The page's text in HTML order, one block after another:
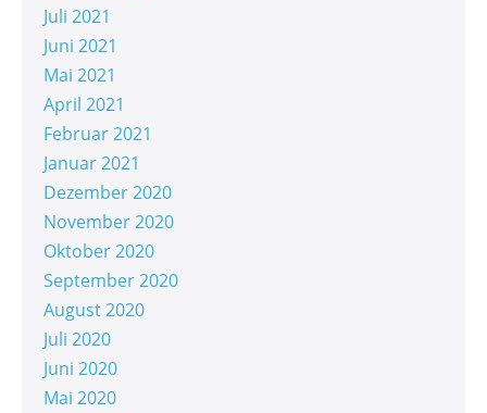
Juli 2021
Juni 2021
Mai 2021
April 2021
Februar 2021
Januar 2021
Dezember 2020
November 2020
Oktober 2020
September 2020
August 2020
Juli 2020
Juni 2020
Mai 2020